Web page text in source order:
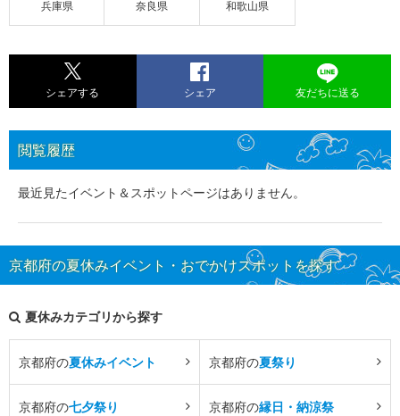
兵庫県 奈良県 和歌山県
シェアする シェア 友だちに送る
閲覧履歴
最近見たイベント＆スポットページはありません。
京都府の夏休みイベント・おでかけスポットを探す
夏休みカテゴリから探す
京都府の夏休みイベント 京都府の夏祭り
京都府の七夕祭り 京都府の縁日・納涼祭